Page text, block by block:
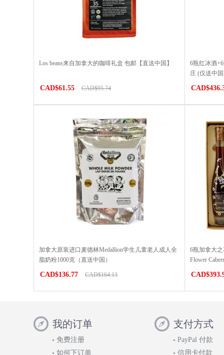
Los beans来自加拿大的咖啡礼盒 包邮【直送中国】
CAD$61.55 CAD$95.74
6瓶红冰酒
庄 (仅送中
加拿大原装进口麦德林Medallion学生儿童老人成人全
脂奶粉1000克（直送中国）
CAD$136.77 CAD$164.13
6瓶加拿大
Flower
我的订单
免费注册
如何下订单
支付方式
PayPal 付款
信用卡付款